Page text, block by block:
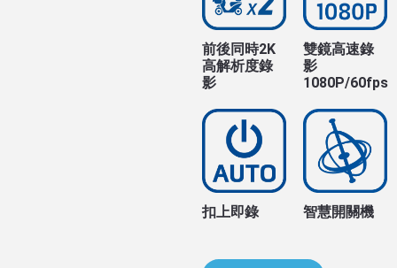
前後同時2K
高解析度錄
影
雙鏡高速錄
影
1080P/60fps
扣上即錄 智慧開關機